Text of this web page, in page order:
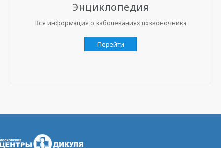
Энциклопедия
Вся информация о заболеваниях позвоночника
Перейти